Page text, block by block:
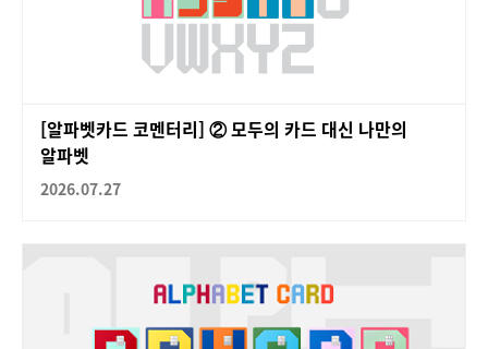
[알파벳카드 코멘터리] ② 모두의 카드 대신 나만의
알파벳
2026.07.27